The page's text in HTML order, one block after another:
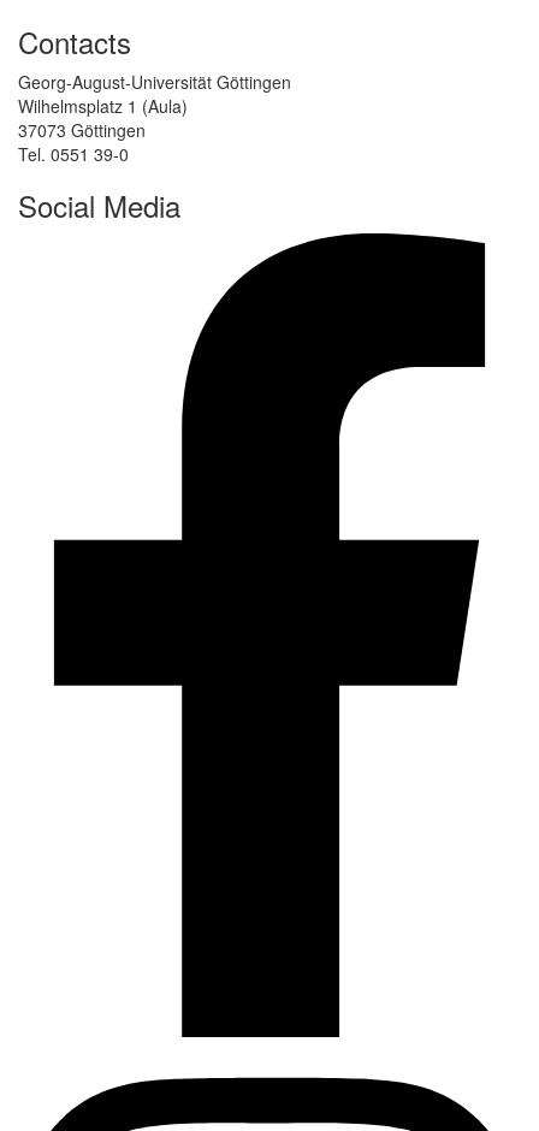
Contacts
Georg-August-Universität Göttingen
Wilhelmsplatz 1 (Aula)
37073 Göttingen
Tel. 0551 39-0
Social Media